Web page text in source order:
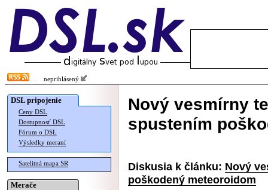
neprihlásený
DSL pripojenie
Ceny DSL
Dostupnosť DSL
Fórum o DSL
Výsledky meraní
Satelitná mapa SR
Merače
Nový vesmírny
spustením
Diskusia k článku: Nový
poškodený meteoroidom